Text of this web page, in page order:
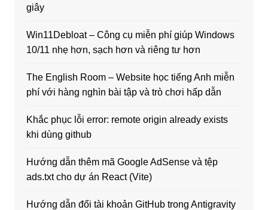
giây
Win11Debloat – Công cụ miễn phí giúp Windows
10/11 nhẹ hơn, sạch hơn và riêng tư hơn
The English Room – Website học tiếng Anh miễn
phí với hàng nghìn bài tập và trò chơi hấp dẫn
Khắc phục lỗi error: remote origin already exists
khi dùng github
Hướng dẫn thêm mã Google AdSense và tệp
ads.txt cho dự án React (Vite)
Hướng dẫn đổi tài khoản GitHub trong Antigravity